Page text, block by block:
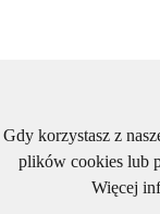
Gdy korzystasz z
plików cookies lub
Więcej